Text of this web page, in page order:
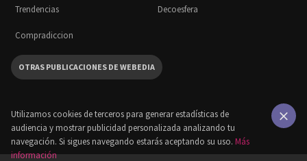
Trendencias Decoesfera
Compradiccion
OTRAS PUBLICACIONES DE WEBEDIA
Utilizamos cookies de terceros para generar estadísticas de
audiencia y mostrar publicidad personalizada analizando tu
navegación. Si sigues navegando estarás aceptando su uso. Más
información